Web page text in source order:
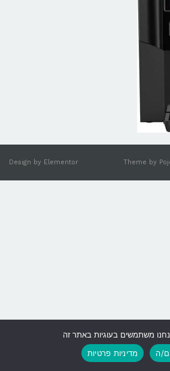
Theme by
Design by Elementor
משתמשים בעוגיות באתר זה
ה
מדיניות פרטיות